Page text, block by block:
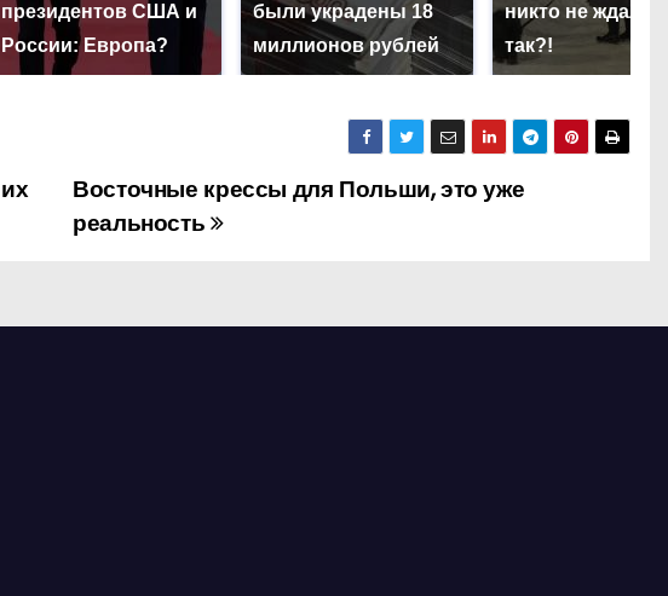
президентов США и
России: Европа?
были украдены 18
миллионов рублей
никто не ждал:
так?!
Восточные крессы для Польши, это уже
реальность